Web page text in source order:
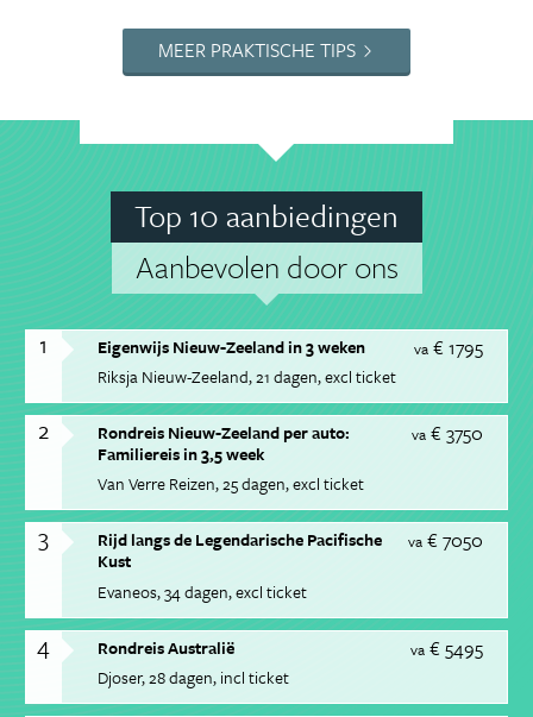
MEER PRAKTISCHE TIPS
Top 10 aanbiedingen
Aanbevolen door ons
1 va € 1795
Eigenwijs Nieuw-Zeeland in 3 weken
Riksja Nieuw-Zeeland 21 dagen excl ticket
2 va € 3750
Rondreis Nieuw-Zeeland per auto:
Familiereis in 3,5 week
Van Verre Reizen 25 dagen excl ticket
3 va € 7050
Rijd langs de Legendarische Pacifische
Kust
Evaneos 34 dagen excl ticket
4 va € 5495
Rondreis Australië
Djoser 28 dagen incl ticket